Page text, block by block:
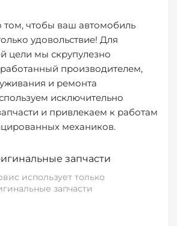
чтобы ваш автомобиль
удовольствие! Для
цели мы скрупулезно
производителем,
и ремонта
исключительно
и привлекаем к работам
механиков.
запчасти
использует только
запчасти